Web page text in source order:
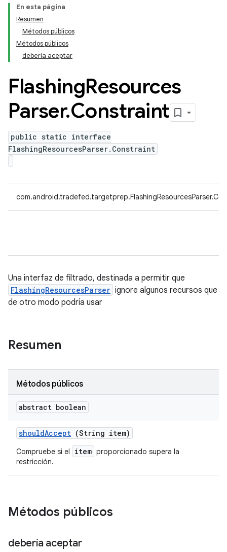
En esta página
Resumen
Métodos públicos
Métodos públicos
debería aceptar
FlashingResources
Parser.Constraint
public static interface
FlashingResourcesParser.Constraint
Una interfaz de filtrado, destinada a permitir que
FlashingResourcesParser ignore algunos recursos que
de otro modo podría usar
Resumen
Métodos públicos
abstract boolean
shouldAccept (String item)
Compruebe si el item proporcionado supera la
restricción.
Métodos públicos
debería aceptar